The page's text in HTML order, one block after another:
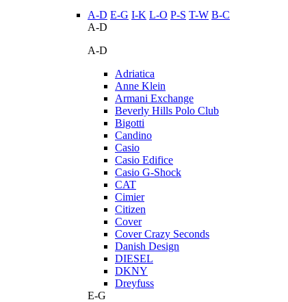
A-D E-G I-K L-O P-S T-W В-С
A-D
A-D
Adriatica
Anne Klein
Armani Exchange
Beverly Hills Polo Club
Bigotti
Candino
Casio
Casio Edifice
Casio G-Shock
CAT
Cimier
Citizen
Cover
Cover Crazy Seconds
Danish Design
DIESEL
DKNY
Dreyfuss
E-G